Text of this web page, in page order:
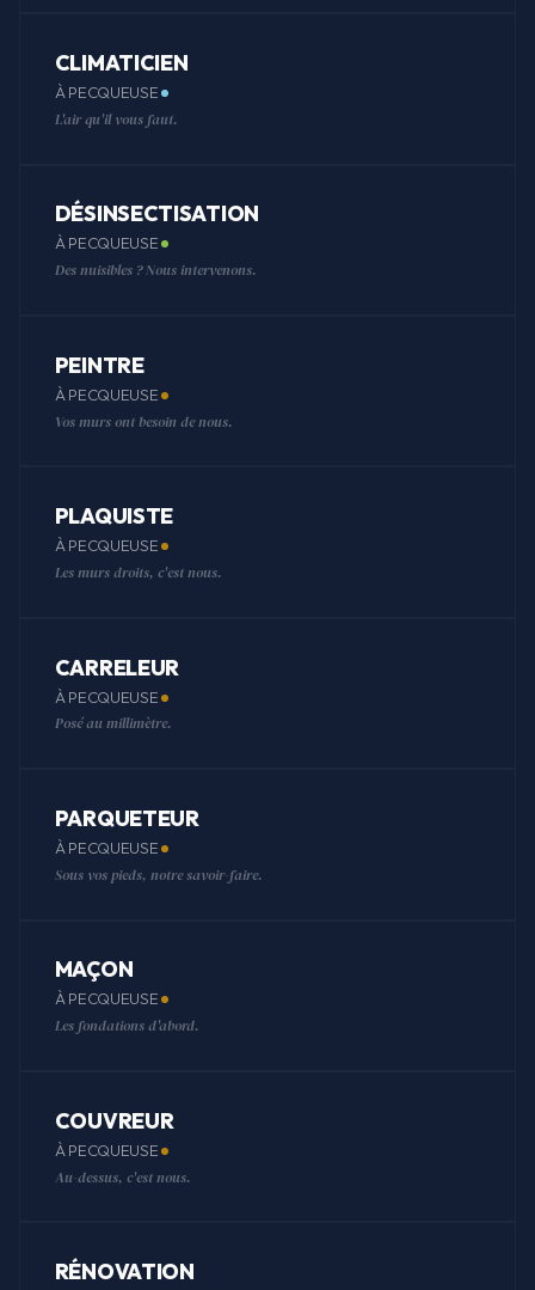
CLIMATICIEN
À PECQUEUSE
L'air qu'il vous faut.
DÉSINSECTISATION
À PECQUEUSE
Des nuisibles ? Nous intervenons.
PEINTRE
À PECQUEUSE
Vos murs ont besoin de nous.
PLAQUISTE
À PECQUEUSE
Les murs droits, c'est nous.
CARRELEUR
À PECQUEUSE
Posé au millimètre.
PARQUETEUR
À PECQUEUSE
Sous vos pieds, notre savoir-faire.
MAÇON
À PECQUEUSE
Les fondations d'abord.
COUVREUR
À PECQUEUSE
Au-dessus, c'est nous.
RÉNOVATION